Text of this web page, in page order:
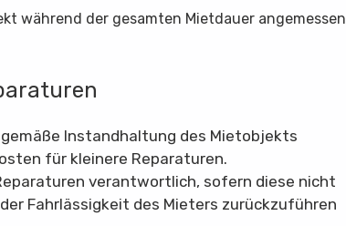
während der gesamten Mietdauer angemessen
Instandhaltung des Mietobjekts
für kleinere Reparaturen.
verantwortlich, sofern diese nicht
Fahrlässigkeit des Mieters zurückzuführen